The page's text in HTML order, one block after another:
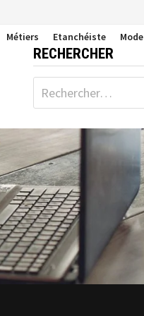
Métiers Etanchéiste Mode
RECHERCHER
Rechercher :